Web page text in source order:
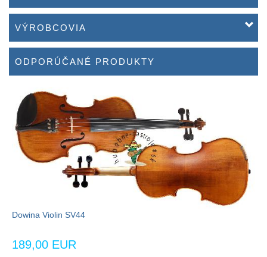
VÝROBCOVIA
ODPORÚČANÉ PRODUKTY
Dowina Violin SV44
189,00 EUR